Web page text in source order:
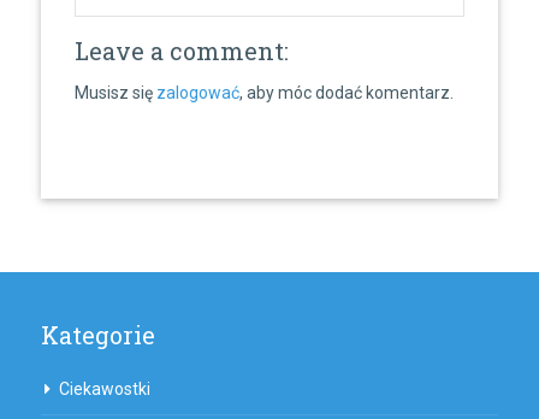
Leave a comment:
Musisz się zalogować, aby móc dodać komentarz.
Kategorie
Ciekawostki